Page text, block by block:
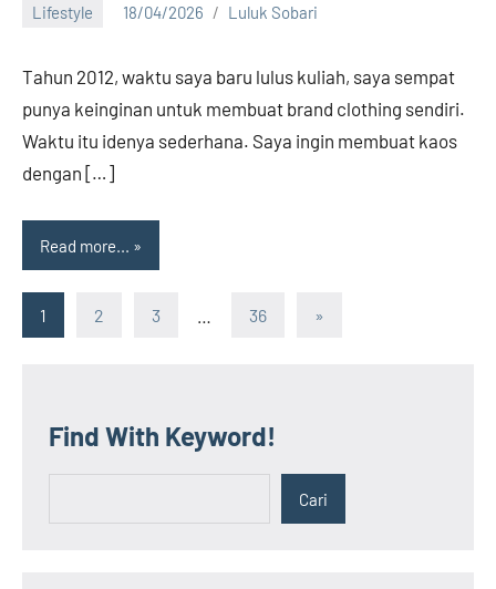
Lifestyle 18/04/2026 Luluk Sobari
Tahun 2012, waktu saya baru lulus kuliah, saya sempat
punya keinginan untuk membuat brand clothing sendiri.
Waktu itu idenya sederhana. Saya ingin membuat kaos
dengan […]
Read more...
Paginasi
1 2 3 36
Next
»
Find With Keyword!
Cari